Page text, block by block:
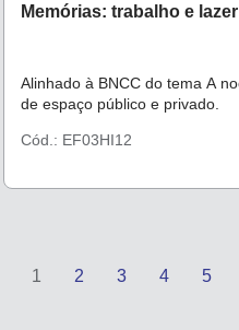
Memórias: trabalho e lazer
Alinhado à BNCC do tema A
de espaço público e privado.
Cód.: EF03HI12
1 2 3 4 5